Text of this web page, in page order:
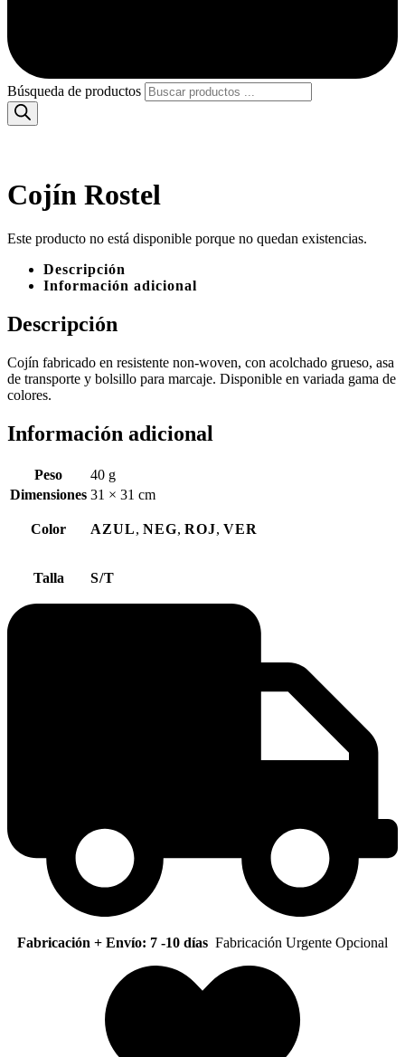
Búsqueda de productos
Cojín Rostel
Este producto no está disponible porque no quedan existencias.
Descripción
Información adicional
Descripción
Cojín fabricado en resistente non-woven, con acolchado grueso, asa
de transporte y bolsillo para marcaje. Disponible en variada gama de
colores.
Información adicional
Peso
40 g
Dimensiones 31 × 31 cm
Color AZUL, NEG, ROJ, VER
Talla S/T
Fabricación + Envío: 7 -10 días Fabricación Urgente Opcional